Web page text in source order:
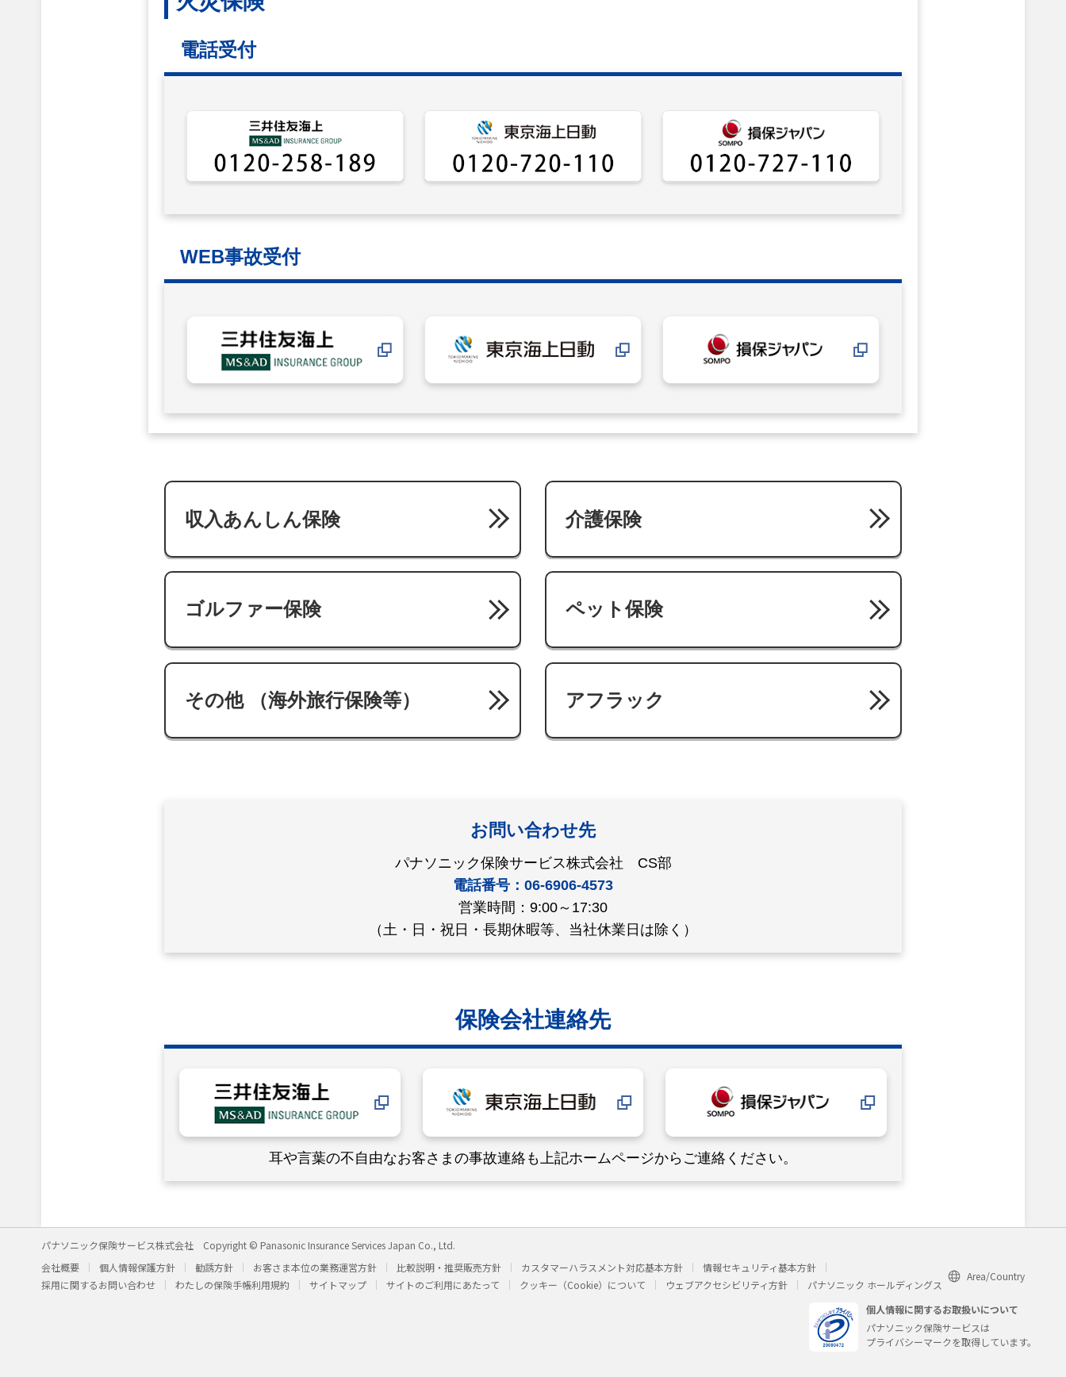
電話受付
WEB事故受付
収入あんしん保険 介護保険
ゴルファー保険 ペット保険
その他 （海外旅行保険等） アフラック
お問い合わせ先
パナソニック保険サービス株式会社 CS部
電話番号：06-6906-4573
営業時間：9:00～17:30
（土・日・祝日・長期休暇等、当社休業日は除く）
保険会社連絡先
耳や言葉の不自由なお客さまの事故連絡も上記ホームページからご連絡ください。
パナソニック保険サービス株式会社
Copyright © Panasonic Insurance Services Japan Co., Ltd.
会社概要
個人情報保護方針 勧誘方針 お客さま本位の業務運営方針 比較説明・推奨販売方針 カスタマーハラスメント対応基本方針
情報セキュリティ基本方針
採用に関するお問い合わせ
わたしの保険手帳利用規約 サイトマップ サイトのご利用にあたって クッキー（Cookie）について ウェブアクセシビリティ方針 パナソニック ホールディングス
Area/Country
個人情報に関するお取扱いについて
パナソニック保険サービスは
プライバシーマークを取得しています。